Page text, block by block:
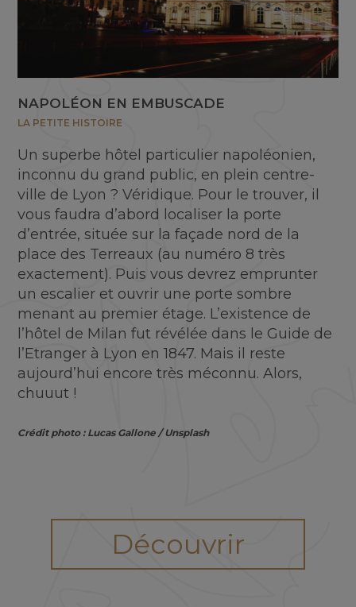
NAPOLÉON EN EMBUSCADE
LA PETITE HISTOIRE
Un superbe hôtel particulier napoléonien,
inconnu du grand public, en plein centre-
ville de Lyon ? Véridique. Pour le trouver, il
vous faudra d’abord localiser la porte
d’entrée, située sur la façade nord de la
place des Terreaux (au numéro 8 très
exactement). Puis vous devrez emprunter
un escalier et ouvrir une porte sombre
menant au premier étage. L’existence de
l’hôtel de Milan fut révélée dans le Guide de
l’Etranger à Lyon en 1847. Mais il reste
aujourd’hui encore très méconnu. Alors,
chuuut !
Crédit photo : Lucas Gallone / Unsplash
Découvrir